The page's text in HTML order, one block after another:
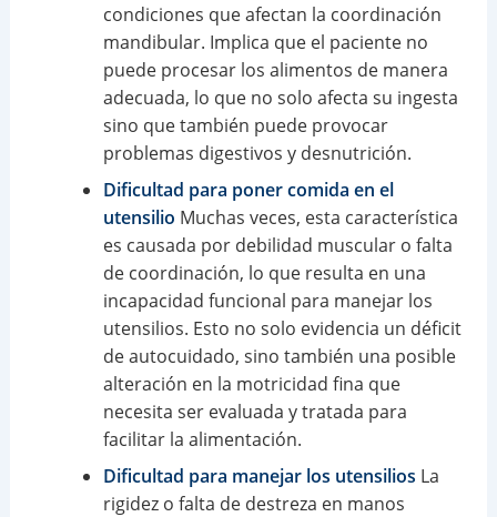
condiciones que afectan la coordinación
mandibular. Implica que el paciente no
puede procesar los alimentos de manera
adecuada, lo que no solo afecta su ingesta
sino que también puede provocar
problemas digestivos y desnutrición.
Dificultad para poner comida en el
utensilio Muchas veces, esta característica
es causada por debilidad muscular o falta
de coordinación, lo que resulta en una
incapacidad funcional para manejar los
utensilios. Esto no solo evidencia un déficit
de autocuidado, sino también una posible
alteración en la motricidad fina que
necesita ser evaluada y tratada para
facilitar la alimentación.
Dificultad para manejar los utensilios La
rigidez o falta de destreza en manos